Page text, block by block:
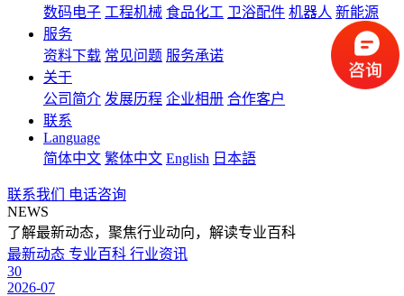
数码电子 工程机械 食品化工 卫浴配件 机器人 新能源
服务
资料下载 常见问题 服务承诺
关于
公司简介 发展历程 企业相册 合作客户
联系
Language
简体中文 繁体中文 English 日本語
联系我们
电话咨询
NEWS
了解最新动态，聚焦行业动向，解读专业百科
最新动态 专业百科 行业资讯
30
2026-07